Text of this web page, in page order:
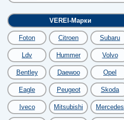
VEREI-Марки
Foton Citroen Subaru
Ldv Hummer Volvo
Bentley Daewoo Opel
Eagle Peugeot Skoda
Iveco Mitsubishi Mercedes